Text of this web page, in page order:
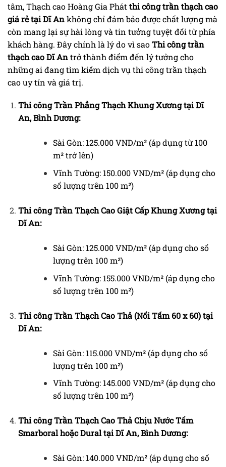
tâm, Thạch cao Hoàng Gia Phát thi công trần thạch cao
giá rẻ tại Dĩ Ankhông chỉ đảm bảo được chất lượng mà
còn mang lại sự hài lòng và tin tưởng tuyệt đối từ phía
khách hàng. Đây chính là lý do vì saoThi công trần
thạch cao Dĩ Antrở thành điểm đến lý tưởng cho
những ai đang tìm kiếm dịch vụ thi công trần thạch
cao uy tín và giá trị.
Thi công Trần Phẳng Thạch Khung Xương tại Dĩ
An, Bình Dương:
Sài Gòn: 125.000 VND/m² (áp dụng từ 100
m² trở lên)
Vĩnh Tường: 150.000 VND/m² (áp dụng cho
số lượng trên 100 m²)
Thi công Trần Thạch Cao Giật Cấp Khung Xương tại
Dĩ An:
Sài Gòn: 125.000 VND/m² (áp dụng cho số
lượng trên 100 m²)
Vĩnh Tường: 155.000 VND/m² (áp dụng cho
số lượng trên 100 m²)
Thi công Trần Thạch Cao Thả (Nổi Tấm 60 x 60) tại
Dĩ An:
Sài Gòn: 115.000 VND/m² (áp dụng cho số
lượng trên 100 m²)
Vĩnh Tường: 145.000 VND/m² (áp dụng cho
số lượng trên 100 m²)
Thi công Trần Thạch Cao Thả Chịu Nước Tấm
Smarboral hoặc Dural tại Dĩ An, Bình Dương:
Sài Gòn: 140.000 VND/m² (áp dụng cho số